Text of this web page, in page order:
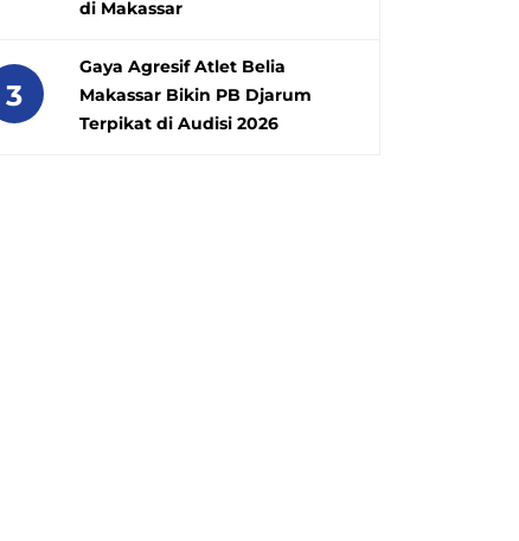
di Makassar
3
Gaya Agresif Atlet Belia
Makassar Bikin PB Djarum
Terpikat di Audisi 2026